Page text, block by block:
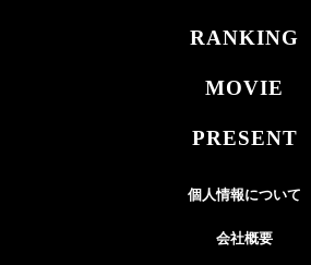
RANKING
MOVIE
PRESENT
個人情報について
会社概要